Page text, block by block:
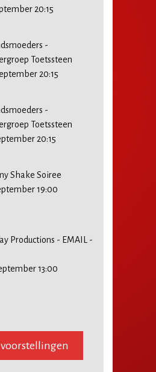
20:15
-
Toetssteen
20:15
-
Toetssteen
20:15
Shake Soiree
19:00
Productions - EMAIL -
13:00